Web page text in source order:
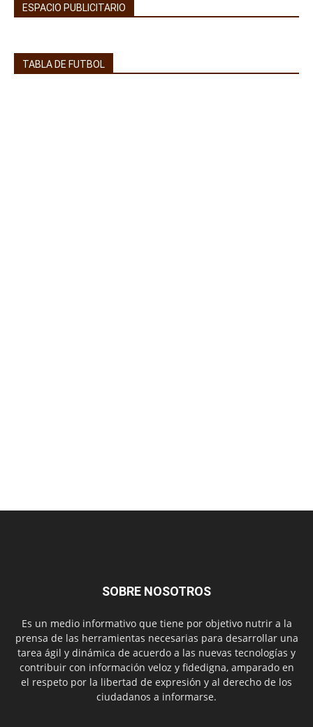
ESPACIO PUBLICITARIO
TABLA DE FUTBOL
SOBRE NOSOTROS
Es un medio informativo que tiene por objetivo nutrir a la
prensa de las herramientas necesarias para desarrollar una
tarea ágil y dinámica de acuerdo a las nuevas tecnologías y
contribuir con información veloz y fidedigna, amparado en
el respeto por la libertad de expresión y al derecho de los
ciudadanos a informarse.